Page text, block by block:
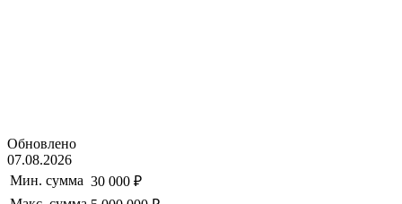
Обновлено
07.08.2026
Мин. сумма 30 000 ₽